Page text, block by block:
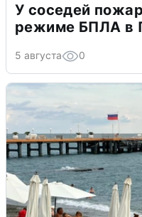
У соседей
режиме БПЛА в
5 августа 0